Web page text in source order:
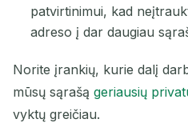
patvirtinimui, kad
adreso į dar daugiau
Norite įrankių, kurie dalį
mūsų sąrašą geriausių
vyktų greičiau.